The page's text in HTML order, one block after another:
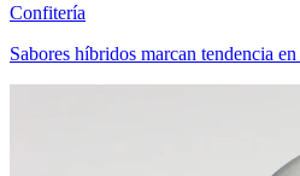
Confitería
Sabores híbridos marcan tendencia